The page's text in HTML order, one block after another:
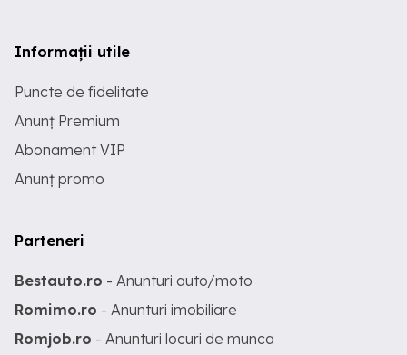
Informații utile
Puncte de fidelitate
Anunț Premium
Abonament VIP
Anunț promo
Parteneri
Bestauto.ro - Anunturi auto/moto
Romimo.ro - Anunturi imobiliare
Romjob.ro - Anunturi locuri de munca